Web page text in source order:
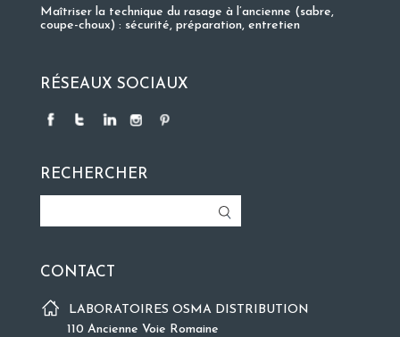
Maîtriser la technique du rasage à l’ancienne (sabre,
coupe-choux) : sécurité, préparation, entretien
RÉSEAUX SOCIAUX
RECHERCHER
CONTACT
LABORATOIRES OSMA DISTRIBUTION
110 Ancienne Voie Romaine